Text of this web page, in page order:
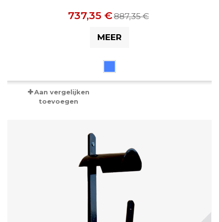
737,35 €887,35 €
MEER
Aan vergelijken
toevoegen